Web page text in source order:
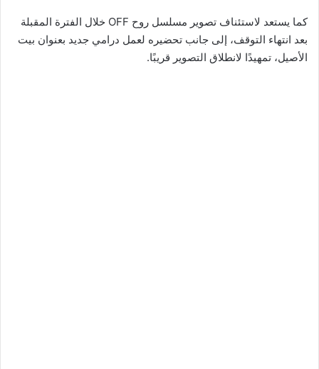
كما يستعد لاستئناف تصوير مسلسل روح OFF خلال الفترة المقبلة
بعد انتهاء التوقف، إلى جانب تحضيره لعمل درامي جديد بعنوان بيت
الأصيل، تمهيدًا لانطلاق التصوير قريبًا.